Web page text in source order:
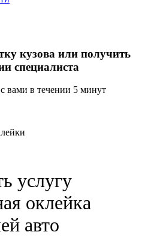
кузова или получить
специалиста
вами в течении 5 минут
услугу
оклейка
авто